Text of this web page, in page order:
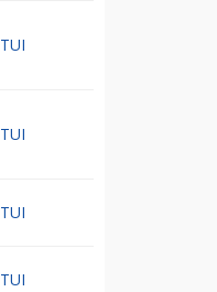
TUI
TUI
TUI
TUI